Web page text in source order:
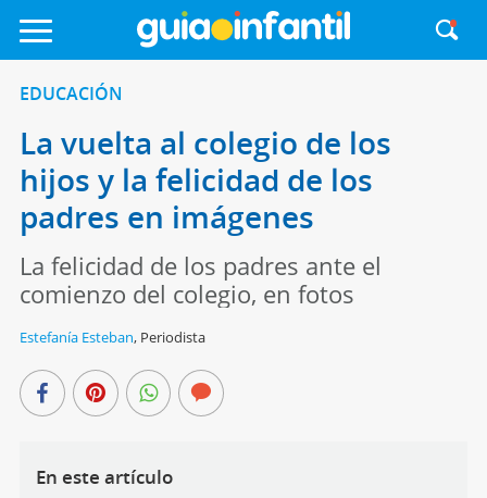
EDUCACIÓN
La vuelta al colegio de los
hijos y la felicidad de los
padres en imágenes
La felicidad de los padres ante el
comienzo del colegio, en fotos
Estefanía Esteban, Periodista
En este artículo